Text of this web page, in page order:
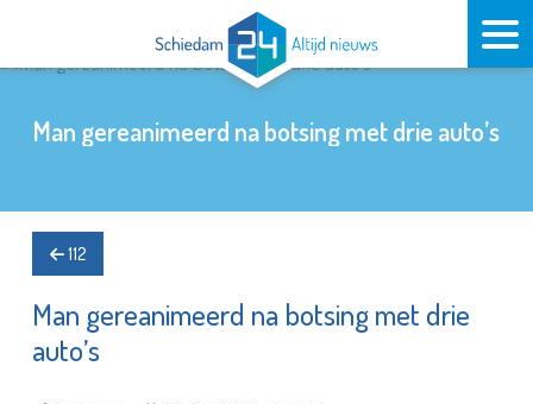
Man gereanimeerd na botsing met drie auto’s
112
Man gereanimeerd na botsing met drie
auto’s